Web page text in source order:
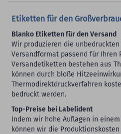
Etiketten für den
Blanko Etiketten für den Versand
Wir produzieren die
Versandformat passend für Ihren
Versandetiketten bestehen aus
können durch bloße
Thermodirektdruckverfahren
bedruckt werden.
Top-Preise bei Labelident
Indem wir hohe Auflagen in
können wir die